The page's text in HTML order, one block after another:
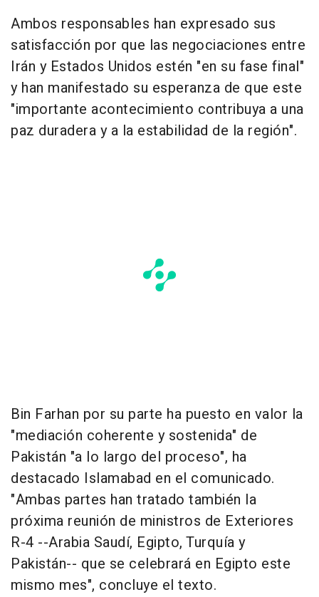
Ambos responsables han expresado sus
satisfacción por que las negociaciones entre
Irán y Estados Unidos estén "en su fase final"
y han manifestado su esperanza de que este
"importante acontecimiento contribuya a una
paz duradera y a la estabilidad de la región".
Bin Farhan por su parte ha puesto en valor la
"mediación coherente y sostenida" de
Pakistán "a lo largo del proceso", ha
destacado Islamabad en el comunicado.
"Ambas partes han tratado también la
próxima reunión de ministros de Exteriores
R-4 --Arabia Saudí, Egipto, Turquía y
Pakistán-- que se celebrará en Egipto este
mismo mes", concluye el texto.